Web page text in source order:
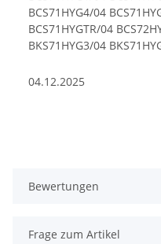
BCS71HYG4/04
BCS71HYGTR/04
BKS71HYG3/04
04.12.2025
Bewertungen
Frage zum Artikel